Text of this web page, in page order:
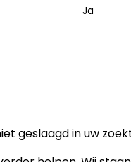
Ja
geslaagd in uw